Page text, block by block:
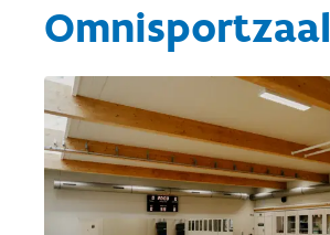
Omnisportzaal